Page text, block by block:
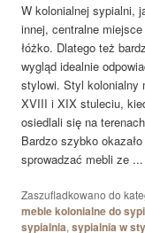
W kolonialnej sypialni,
innej, centralne
łóżko. Dlatego też
wygląd idealnie
stylowi. Styl kolonialny
XVIII i XIX stuleciu,
osiedlali się na
Bardzo szybko
sprowadzać mebli ze ...
Zaszufladkowano do
meble kolonialne do
sypialnia,sypialnia w